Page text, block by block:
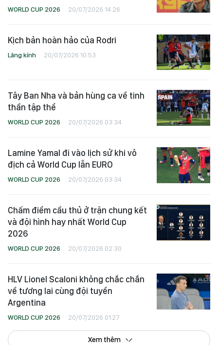
WORLD CUP 2026 20/07/2026 14:26
Kịch bản hoàn hảo của Rodri
Lăng kính 20/07/2026 10:53
Tây Ban Nha và bản hùng ca về tinh
thần tập thể
WORLD CUP 2026 20/07/2026 03:34
Lamine Yamal đi vào lịch sử khi vô
địch cả World Cup lẫn EURO
WORLD CUP 2026 20/07/2026 03:34
Chấm điểm cầu thủ ở trận chung kết
và đội hình hay nhất World Cup
2026
WORLD CUP 2026 20/07/2026 02:30
HLV Lionel Scaloni không chắc chắn
về tương lai cùng đội tuyển
Argentina
WORLD CUP 2026 20/07/2026 01:27
Xem thêm